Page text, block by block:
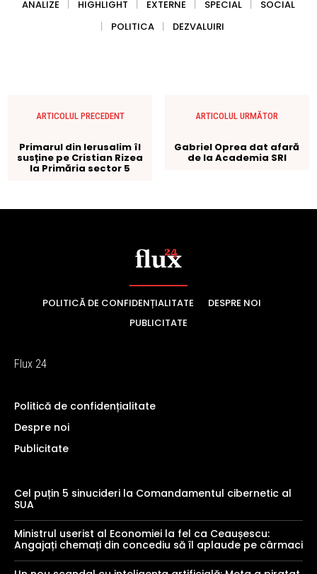
POLITICĂ DE CONFIDENȚIALITATE
DESPRE NOI
PUBLICITATE
Flux 24
Politică de confidențialitate
Despre noi
Publicitate
Cel puțin 5 sinucideri la Comandamentul cibernetic al
SUA
Ministrul userist al Economiei la fel ca Ceaușescu:
Angajați chemați din concediu să îl aplaude pe cârmaci